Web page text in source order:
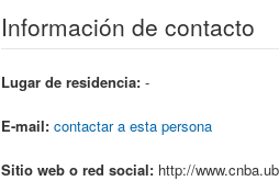
Información de contacto
Lugar de residencia: -
E-mail: contactar a esta persona
Sitio web o red social: http://